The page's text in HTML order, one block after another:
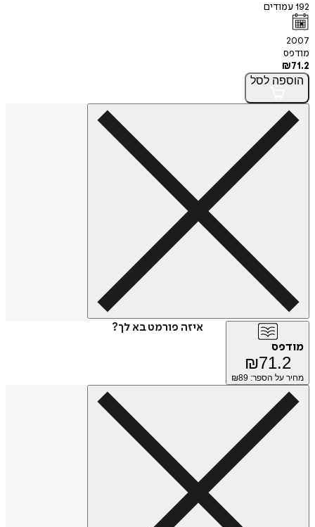
192עמודים
2007
מודפס
₪71.2
הוספה לסל
איזה פורמט בא לך?
מודפס
₪71.2
מחיר על הספר: ₪ 89